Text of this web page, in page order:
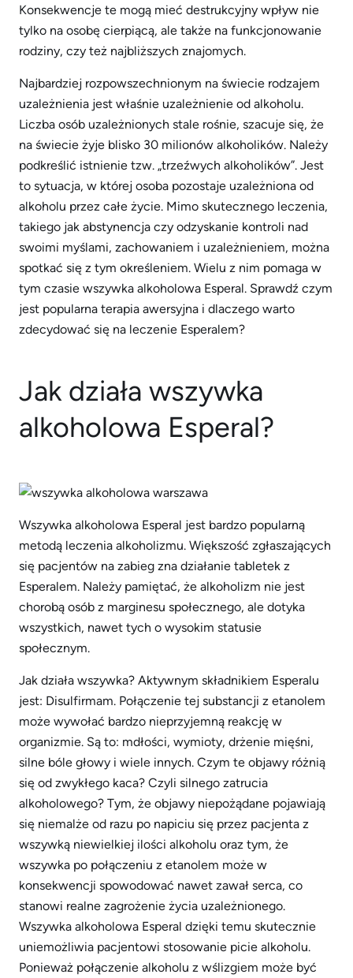
Konsekwencje te mogą mieć destrukcyjny wpływ nie
tylko na osobę cierpiącą, ale także na funkcjonowanie
rodziny, czy też najbliższych znajomych.
Najbardziej rozpowszechnionym na świecie rodzajem
uzależnienia jest właśnie uzależnienie od alkoholu.
Liczba osób uzależnionych stale rośnie, szacuje się, że
na świecie żyje blisko 30 milionów alkoholików. Należy
podkreślić istnienie tzw. „trzeźwych alkoholików”. Jest
to sytuacja, w której osoba pozostaje uzależniona od
alkoholu przez całe życie. Mimo skutecznego leczenia,
takiego jak abstynencja czy odzyskanie kontroli nad
swoimi myślami, zachowaniem i uzależnieniem, można
spotkać się z tym określeniem. Wielu z nim pomaga w
tym czasie wszywka alkoholowa Esperal. Sprawdź czym
jest popularna terapia awersyjna i dlaczego warto
zdecydować się na leczenie Esperalem?
Jak działa wszywka
alkoholowa Esperal?
Wszywka alkoholowa Esperal jest bardzo popularną
metodą leczenia alkoholizmu. Większość zgłaszających
się pacjentów na zabieg zna działanie tabletek z
Esperalem. Należy pamiętać, że alkoholizm nie jest
chorobą osób z marginesu społecznego, ale dotyka
wszystkich, nawet tych o wysokim statusie
społecznym.
Jak działa wszywka? Aktywnym składnikiem Esperalu
jest: Disulfirmam. Połączenie tej substancji z etanolem
może wywołać bardzo nieprzyjemną reakcję w
organizmie. Są to: mdłości, wymioty, drżenie mięśni,
silne bóle głowy i wiele innych. Czym te objawy różnią
się od zwykłego kaca? Czyli silnego zatrucia
alkoholowego? Tym, że objawy niepożądane pojawiają
się niemalże od razu po napiciu się przez pacjenta z
wszywką niewielkiej ilości alkoholu oraz tym, że
wszywka po połączeniu z etanolem może w
konsekwencji spowodować nawet zawał serca, co
stanowi realne zagrożenie życia uzależnionego.
Wszywka alkoholowa Esperal dzięki temu skutecznie
uniemożliwia pacjentowi stosowanie picie alkoholu.
Ponieważ połączenie alkoholu z wślizgiem może być